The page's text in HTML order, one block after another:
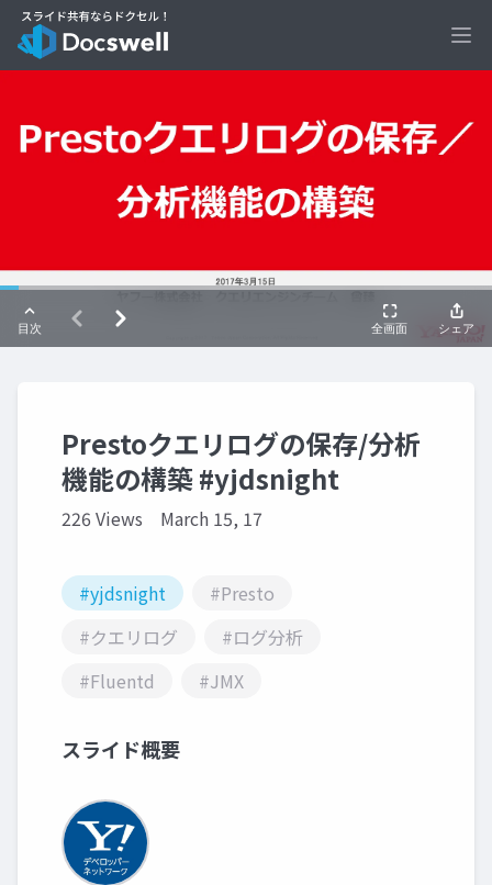
Prestoクエリログの保存/分析
機能の構築 #yjdsnight
226 Views March 15, 17
#yjdsnight
#Presto
#クエリログ
#ログ分析
#Fluentd
#JMX
スライド概要